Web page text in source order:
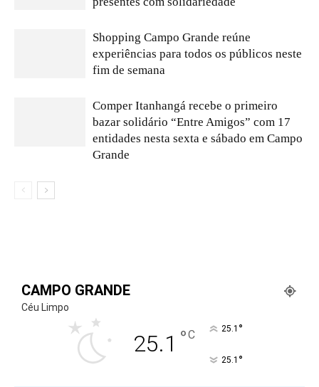
Shopping Campo Grande reúne
experiências para todos os públicos neste
fim de semana
Comper Itanhangá recebe o primeiro
bazar solidário “Entre Amigos” com 17
entidades nesta sexta e sábado em Campo
Grande
CAMPO GRANDE
Céu Limpo
25.1 °C 25.1 °
25.1 °